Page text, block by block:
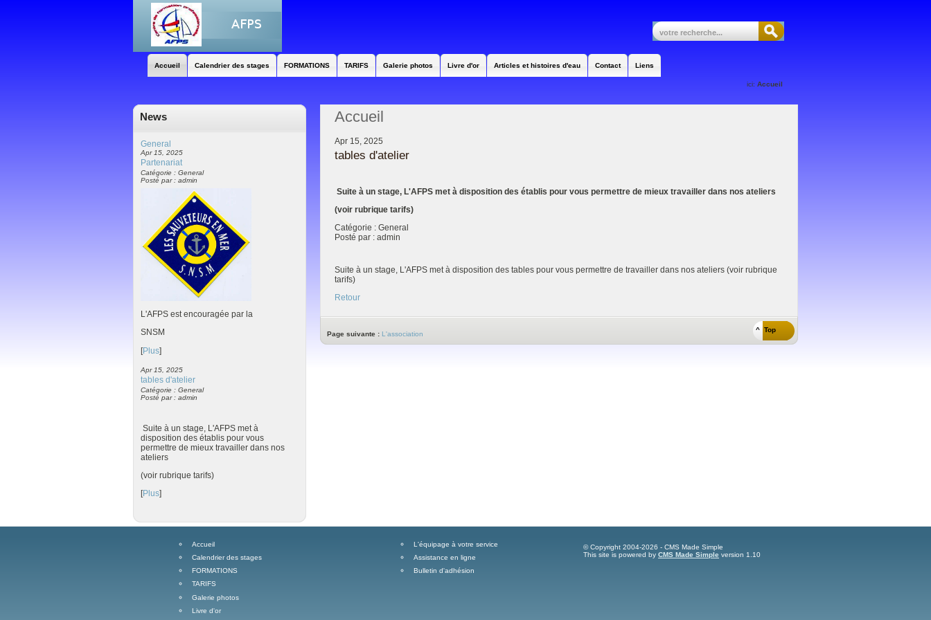
Accueil Calendrier des stages FORMATIONS TARIFS Galerie photos Livre d'or Articles et histoires d'eau Contact Liens
ici:Accueil
News
General
Apr 15, 2025
Partenariat
Catégorie : General
Posté par : admin
L'AFPS est encouragée par la
SNSM
[Plus]
Apr 15, 2025
tables d'atelier
Catégorie : General
Posté par : admin
Suite à un stage, L'AFPS met à
disposition des établis pour vous
permettre de mieux travailler dans nos
ateliers
(voir rubrique tarifs)
[Plus]
Accueil
Apr 15, 2025
tables d'atelier
Suite à un stage, L'AFPS met à disposition des établis pour vous permettre de mieux travailler dans nos ateliers
(voir rubrique tarifs)
Catégorie : General
Posté par : admin
Suite à un stage, L'AFPS met à disposition des tables pour vous permettre de travailler dans nos ateliers (voir rubrique
tarifs)
Retour
^ Top
Page suivante : L'association
Accueil
Calendrier des stages
FORMATIONS
TARIFS
Galerie photos
Livre d'or
L'équipage à votre service
Assistance en ligne
Bulletin d'adhésion
© Copyright 2004-2026 - CMS Made Simple
This site is powered by CMS Made Simple version 1.10